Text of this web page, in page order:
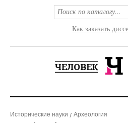
Как заказать
Исторические науки Археология